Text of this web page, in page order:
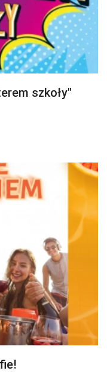
szkoły"